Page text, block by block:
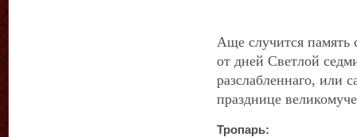
Аще случится память
от дней Светлой
разслабленнаго, или
празднице
Тропарь: